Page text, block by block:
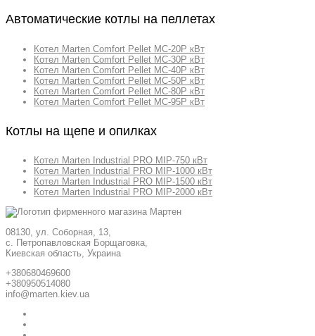
Автоматические котлы на пеллетах
Котел Marten Comfort Pellet MC-20P кВт
Котел Marten Comfort Pellet MC-30P кВт
Котел Marten Comfort Pellet MC-40P кВт
Котел Marten Comfort Pellet MC-50P кВт
Котел Marten Comfort Pellet MC-80P кВт
Котел Marten Comfort Pellet MC-95P кВт
Котлы на щепе и опилках
Котел Marten Industrial PRO MIP-750 кВт
Котел Marten Industrial PRO MIP-1000 кВт
Котел Marten Industrial PRO MIP-1500 кВт
Котел Marten Industrial PRO MIP-2000 кВт
08130, ул. Соборная, 13,
с. Петропавловская Борщаговка,
Киевская область, Украина
+380680469600
+380950514080
info@marten.kiev.ua